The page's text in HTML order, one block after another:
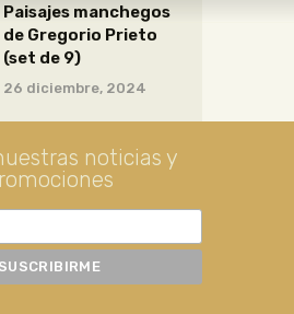
PRIETO
DE DIBUJO
Paisajes manchegos
de Gregorio Prieto
(set de 9)
26 diciembre, 2024
noticias y